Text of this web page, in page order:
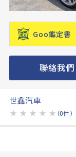
Goo鑑定書
聯絡我們
世鑫汽車
★ ★ ★ ★ ★ （0件）